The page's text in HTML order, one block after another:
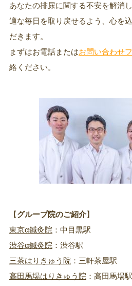
あなたの排尿に関する不安を解消
適な毎日を取り戻せるよう、心を
だきます。
まずはお電話またはお問い合わせ
絡ください。
【グループ院のご紹介】
東京α鍼灸院 ：中目黒駅
渋谷α鍼灸院 ：渋谷駅
三茶はりきゅう院 ：三軒茶屋駅
高田馬場はりきゅう院 ：高田馬場駅